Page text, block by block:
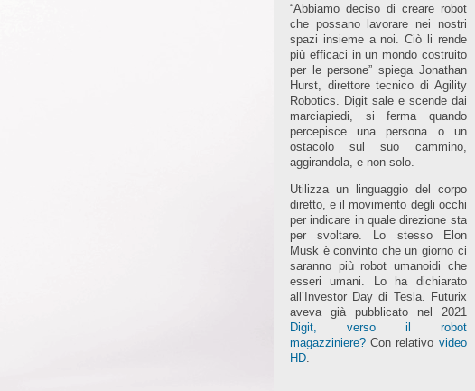
“Abbiamo deciso di creare robot
che possano lavorare nei nostri
spazi insieme a noi. Ciò li rende
più efficaci in un mondo costruito
per le persone” spiega Jonathan
Hurst, direttore tecnico di Agility
Robotics. Digit sale e scende dai
marciapiedi, si ferma quando
percepisce una persona o un
ostacolo sul suo cammino,
aggirandola, e non solo.
Utilizza un linguaggio del corpo
diretto, e il movimento degli occhi
per indicare in quale direzione sta
per svoltare. Lo stesso Elon
Musk è convinto che un giorno ci
saranno più robot umanoidi che
esseri umani. Lo ha dichiarato
all’Investor Day di Tesla. Futurix
aveva già pubblicato nel 2021
Digit, verso il robot
magazziniere? Con relativo video
HD